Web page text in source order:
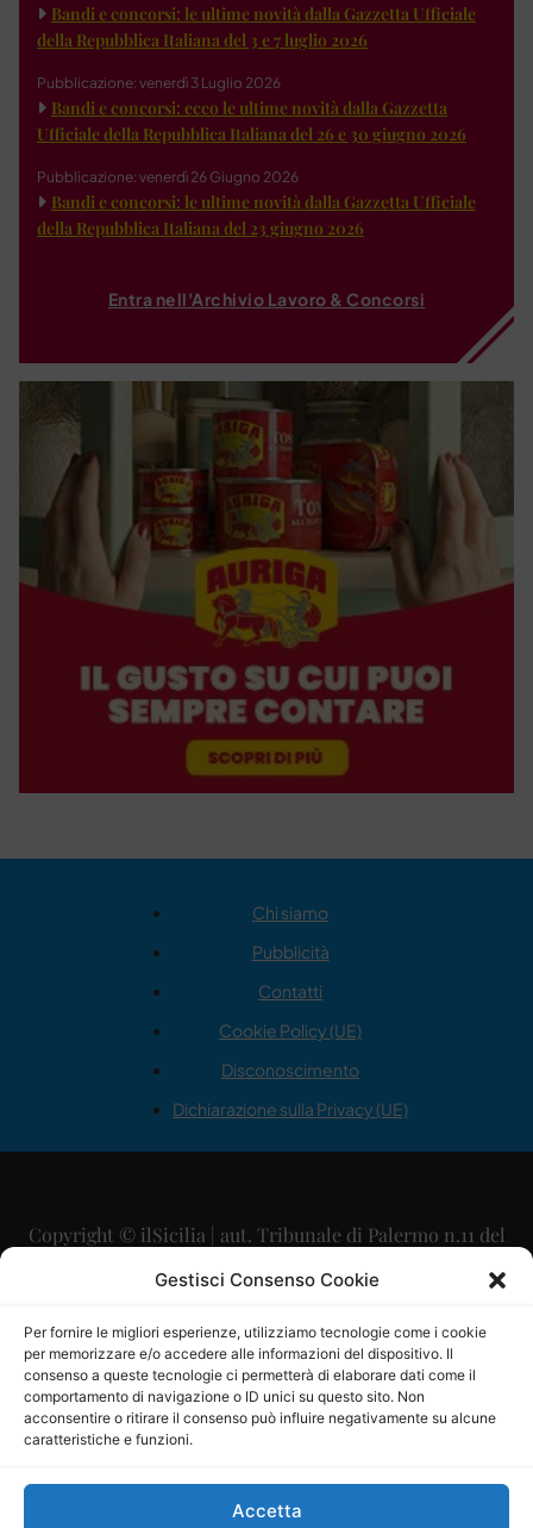
Gestisci Consenso Cookie
Per fornire le migliori esperienze, utilizziamo tecnologie come i cookie
per memorizzare e/o accedere alle informazioni del dispositivo. Il
consenso a queste tecnologie ci permetterà di elaborare dati come il
comportamento di navigazione o ID unici su questo sito. Non
acconsentire o ritirare il consenso può influire negativamente su alcune
caratteristiche e funzioni.
Accetta
Bandi e concorsi: le ultime novità dalla Gazzetta Ufficiale
della Repubblica Italiana del 3 e 7 luglio 2026
Pubblicazione: venerdì 3 Luglio 2026
Bandi e concorsi: ecco le ultime novità dalla Gazzetta
Ufficiale della Repubblica Italiana del 26 e 30 giugno 2026
Pubblicazione: venerdì 26 Giugno 2026
Bandi e concorsi: le ultime novità dalla Gazzetta Ufficiale
della Repubblica Italiana del 23 giugno 2026
Entra nell'Archivio Lavoro & Concorsi
Chi siamo
Pubblicità
Contatti
Cookie Policy (UE)
Disconoscimento
Dichiarazione sulla Privacy (UE)
Copyright © ilSicilia | aut. Tribunale di Palermo n.11 del
29/09/2015
Direttore Editoriale: Maurizio Scaglione
Direttore Responsabile: Maria Calabrese
P.IVA: 06334930820